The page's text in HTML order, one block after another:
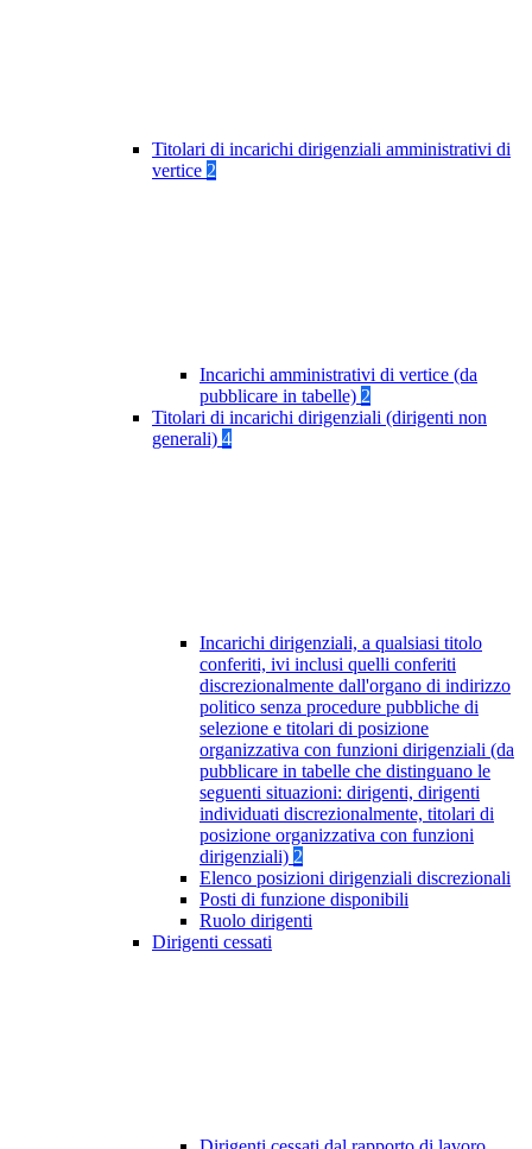
Titolari di incarichi dirigenziali amministrativi di
vertice 2
Incarichi amministrativi di vertice (da
pubblicare in tabelle) 2
Titolari di incarichi dirigenziali (dirigenti non
generali) 4
Incarichi dirigenziali, a qualsiasi titolo
conferiti, ivi inclusi quelli conferiti
discrezionalmente dall'organo di indirizzo
politico senza procedure pubbliche di
selezione e titolari di posizione
organizzativa con funzioni dirigenziali (da
pubblicare in tabelle che distinguano le
seguenti situazioni: dirigenti, dirigenti
individuati discrezionalmente, titolari di
posizione organizzativa con funzioni
dirigenziali) 2
Elenco posizioni dirigenziali discrezionali
Posti di funzione disponibili
Ruolo dirigenti
Dirigenti cessati